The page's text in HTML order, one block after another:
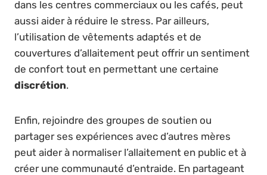
dans les centres commerciaux ou les cafés, peut
aussi aider à réduire le stress. Par ailleurs,
l’utilisation de vêtements adaptés et de
couvertures d’allaitement peut offrir un sentiment
de confort tout en permettant une certaine
discrétion.
Enfin, rejoindre des groupes de soutien ou
partager ses expériences avec d’autres mères
peut aider à normaliser l’allaitement en public et à
créer une communauté d’entraide. En partageant